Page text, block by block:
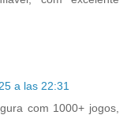
a las 22:31
com 1000+ jogos,